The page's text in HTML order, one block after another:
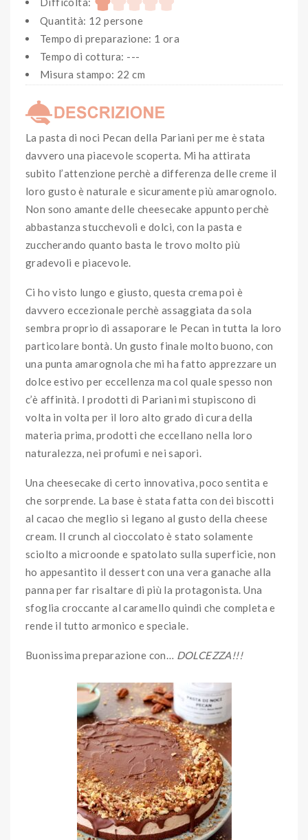
Quantità: 12 persone
Tempo di preparazione: 1 ora
Tempo di cottura: ---
Misura stampo: 22 cm
La pasta di noci Pecan della Pariani per me è stata
davvero una piacevole scoperta. Mi ha attirata
subito l’attenzione perchè a differenza delle creme il
loro gusto è naturale e sicuramente più amarognolo.
Non sono amante delle cheesecake appunto perchè
abbastanza stucchevoli e dolci, con la pasta e
zuccherando quanto basta le trovo molto più
gradevoli e piacevole.
Ci ho visto lungo e giusto, questa crema poi è
davvero eccezionale perchè assaggiata da sola
sembra proprio di assaporare le Pecan in tutta la loro
particolare bontà. Un gusto finale molto buono, con
una punta amarognola che mi ha fatto apprezzare un
dolce estivo per eccellenza ma col quale spesso non
c’è affinità. I prodotti di Pariani mi stupiscono di
volta in volta per il loro alto grado di cura della
materia prima, prodotti che eccellano nella loro
naturalezza, nei profumi e nei sapori.
Una cheesecake di certo innovativa, poco sentita e
che sorprende. La base è stata fatta con dei biscotti
al cacao che meglio si legano al gusto della cheese
cream. Il crunch al cioccolato è stato solamente
sciolto a microonde e spatolato sulla superficie, non
ho appesantito il dessert con una vera ganache alla
panna per far risaltare di più la protagonista. Una
sfoglia croccante al caramello quindi che completa e
rende il tutto armonico e speciale.
Buonissima preparazione con… DOLCEZZA!!!